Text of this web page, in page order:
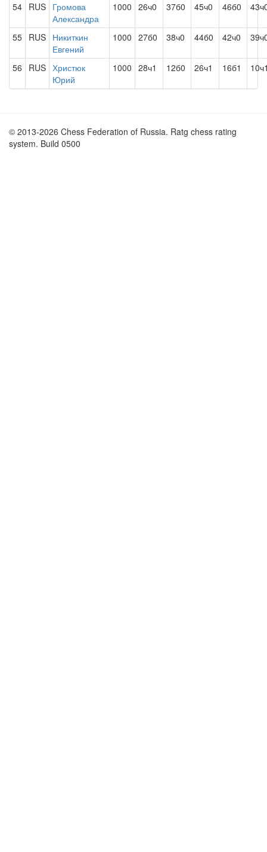
54 RUS Громова
Александра
1000 26ч0 37б0 45ч0 46б0
55 RUS Никиткин
Евгений
1000 27б0 38ч0 44б0 42ч0
56 RUS Христюк
Юрий
1000 28ч1 12б0 26ч1 16б1
© 2013-2026 Chess Federation of Russia. Ratg chess rating
system. Build 0500